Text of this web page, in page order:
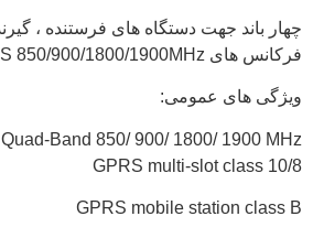
فرکانس های GSM/GPRS 850/900/1800/1900MHz
ویژگی های عمومی:
Quad-Band 850/ 900/ 1800/ 1900 MHz
GPRS multi-slot class 10/8
GPRS mobile station class B